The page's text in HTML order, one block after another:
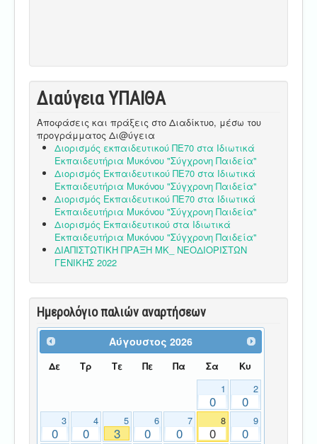
Διαύγεια ΥΠΑΙΘA
Αποφάσεις και πράξεις στο Διαδίκτυο, μέσω του
προγράμματος Δι@ύγεια
Διορισμός εκπαιδευτικού ΠΕ70 στα Ιδιωτικά
Εκπαιδευτήρια Μυκόνου "Σύγχρονη Παιδεία"
Διορισμός Εκπαιδευτικού ΠΕ70 στα Ιδιωτικά
Εκπαιδευτήρια Μυκόνου "Σύγχρονη Παιδεία"
Διορισμός Εκπαιδευτικού ΠΕ70 στα Ιδιωτικά
Εκπαιδευτήρια Μυκόνου "Σύγχρονη Παιδεία"
Διορισμός Εκπαιδευτικού στα Ιδιωτικά
Εκπαιδευτήρια Μυκόνου "Σύγχρονη Παιδεία"
ΔΙΑΠΙΣΤΩΤΙΚΗ ΠΡΑΞΗ ΜΚ_ ΝΕΟΔΙΟΡΙΣΤΩΝ
ΓΕΝΙΚΗΣ 2022
Ημερολόγιο παλιών αναρτήσεων
Αύγουστος 2026
Δε Τρ Τε Πε Πα Σα Κυ
1
0
2
0
3
0
4
0
5
3
6
0
7
0
8
0
9
0